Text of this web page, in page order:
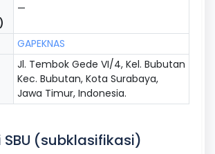
—
GAPEKNAS
Jl. Tembok Gede VI/4, Kel. Bubutan
Kec. Bubutan, Kota Surabaya,
Jawa Timur, Indonesia.
(subklasifikasi)